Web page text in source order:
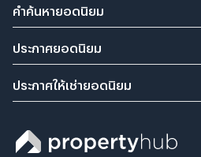
คำค้นหายอดนิยม
ประกาศยอดนิยม
ประกาศให้เช่ายอดนิยม